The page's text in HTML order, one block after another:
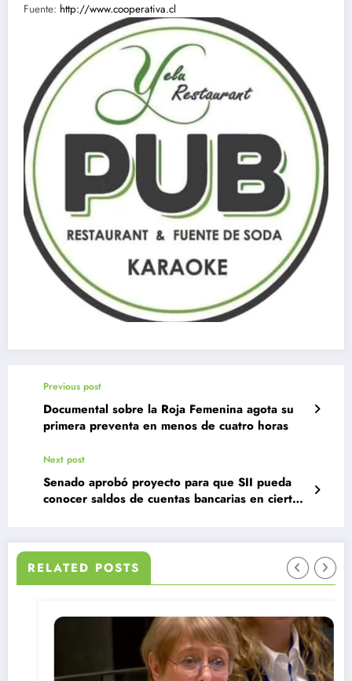
Fuente: http://www.cooperativa.cl
Previous post
Documental sobre la Roja Femenina agota su
primera preventa en menos de cuatro horas
Next post
Senado aprobó proyecto para que SII pueda
conocer saldos de cuentas bancarias en ciertos
RELATED POSTS